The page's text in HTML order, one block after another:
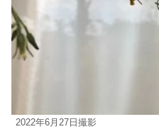
2022年6月27日撮影